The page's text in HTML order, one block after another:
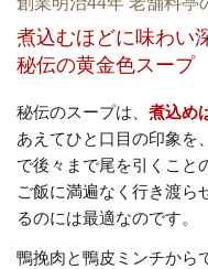
煮込むほどに味わい
秘伝の黄金色スープ
秘伝のスープは、 煮込め
あえてひと口目の印象を
で後々まで尾を引くこと
ご飯に満遍なく行き渡ら
るのには最適なのです。
鴨挽肉と鴨皮ミンチから